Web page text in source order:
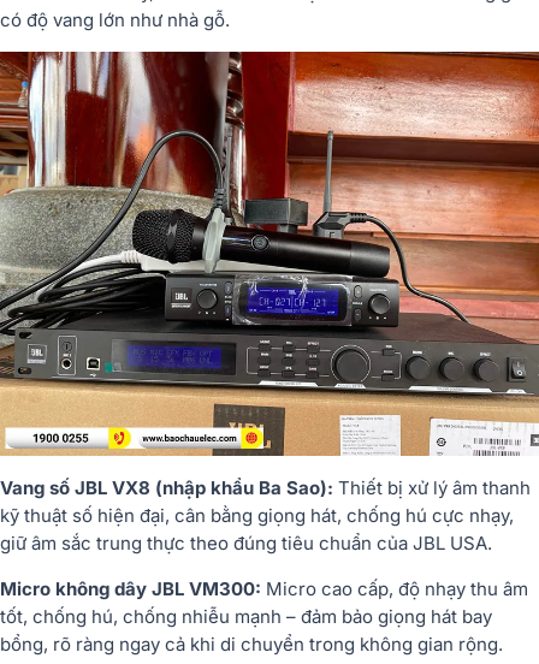
có độ vang lớn như nhà gỗ.
Vang số JBL VX8 (nhập khẩu Ba Sao): Thiết bị xử lý âm thanh
kỹ thuật số hiện đại, cân bằng giọng hát, chống hú cực nhạy,
giữ âm sắc trung thực theo đúng tiêu chuẩn của JBL USA.
Micro không dây JBL VM300: Micro cao cấp, độ nhạy thu âm
tốt, chống hú, chống nhiễu mạnh – đảm bảo giọng hát bay
bổng, rõ ràng ngay cả khi di chuyển trong không gian rộng.